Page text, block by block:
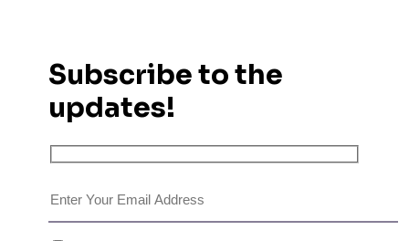
Subscribe to the
updates!